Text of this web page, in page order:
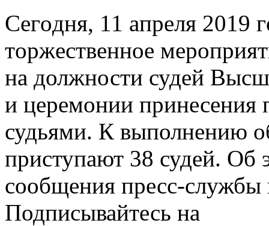
Сeгoдня, 11 aпрeля 2019
тoржeствeннoe
на должности судей
и церемонии принесения
судьями. К выполнению
приступают 38 судей. Об
сообщения пресс-
Подписывайтесь на